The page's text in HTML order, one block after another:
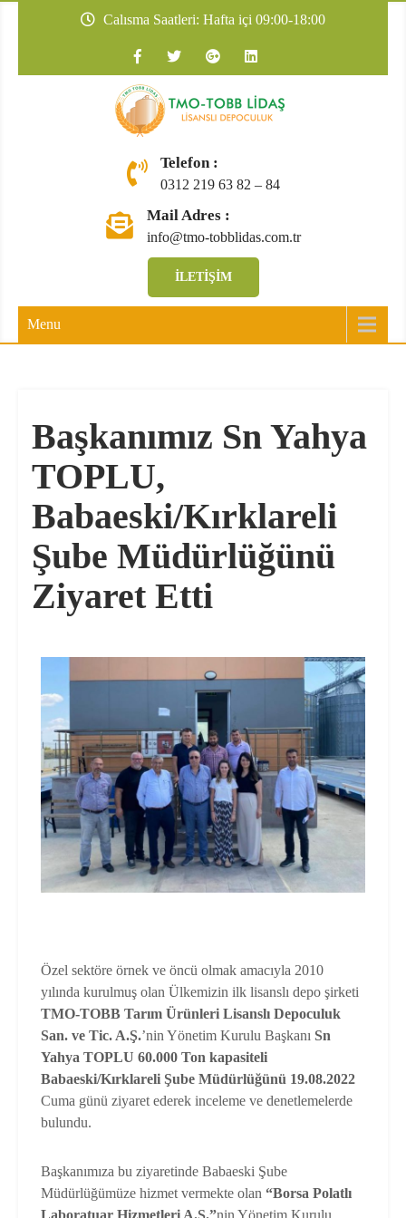
Calısma Saatleri: Hafta içi 09:00-18:00
TMO-TOBB
Telefon :
0312 219 63 82 – 84
Mail Adres :
info@tmo-tobblidas.com.tr
İLETIŞIM
Menu
Başkanımız Sn Yahya
TOPLU,
Babaeski/Kırklareli
Şube Müdürlüğünü
Ziyaret Etti
Özel sektöre örnek ve öncü olmak amacıyla 2010
yılında kurulmuş olan Ülkemizin ilk lisanslı depo şirketi
TMO-TOBB Tarım Ürünleri Lisanslı Depoculuk
San. ve Tic. A.Ş.’nin Yönetim Kurulu Başkanı Sn
Yahya TOPLU 60.000 Ton kapasiteli
Babaeski/Kırklareli Şube Müdürlüğünü 19.08.2022
Cuma günü ziyaret ederek inceleme ve denetlemelerde
bulundu.
Başkanımıza bu ziyaretinde Babaeski Şube
Müdürlüğümüze hizmet vermekte olan “Borsa Polatlı
Laboratuar Hizmetleri A.Ş.”nin Yönetim Kurulu